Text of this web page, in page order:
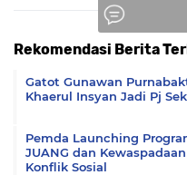
Rekomendasi Berita
Gatot Gunawan
Khaerul Insyan Jadi Pj
Pemda Launching
JUANG dan
Konflik Sosial